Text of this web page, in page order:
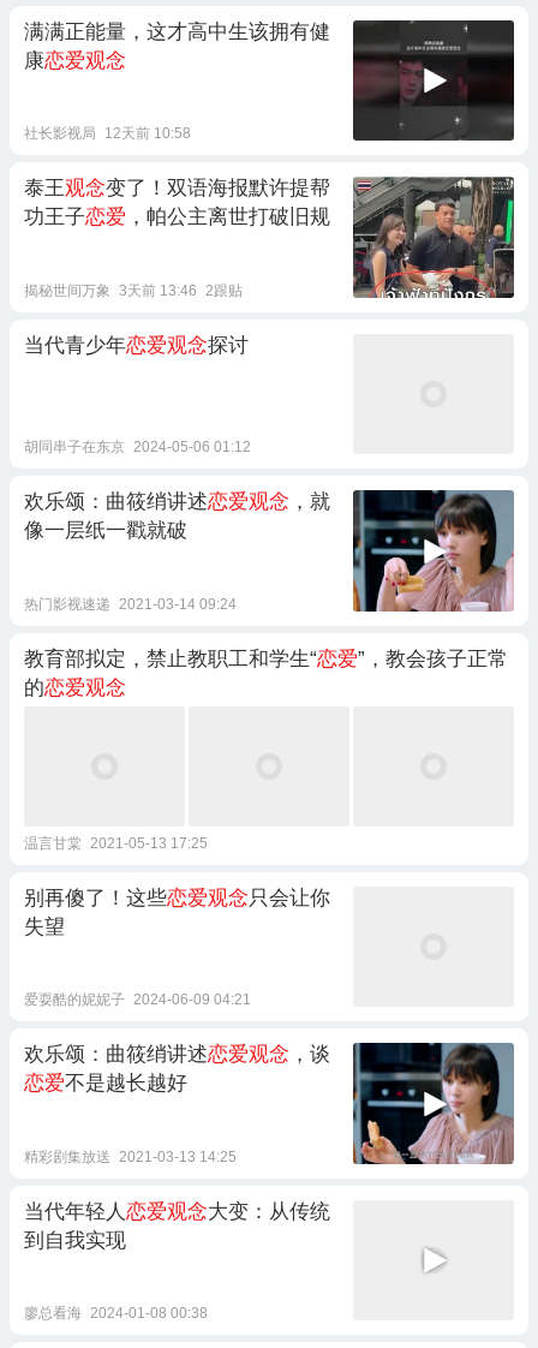
满满正能量，这才高中生该拥有健
康恋爱观念
社长影视局 12天前 10:58
泰王观念变了！双语海报默许提帮
功王子恋爱 ，帕公主离世打破旧规
揭秘世间万象 3天前 13:46 2跟贴
当代青少年恋爱观念探讨
胡同串子在东京 2024-05-06 01:12
欢乐颂：曲筱绡讲述恋爱观念 ，就
像一层纸一戳就破
热门影视速递 2021-03-14 09:24
教育部拟定，禁止教职工和学生“恋爱”，教会孩子正常
的恋爱观念
温言甘棠 2021-05-13 17:25
别再傻了！这些恋爱观念只会让你
失望
爱耍酷的妮妮子 2024-06-09 04:21
欢乐颂：曲筱绡讲述恋爱观念 ，谈
恋爱不是越长越好
精彩剧集放送 2021-03-13 14:25
当代年轻人恋爱观念大变：从传统
到自我实现
廖总看海 2024-01-08 00:38